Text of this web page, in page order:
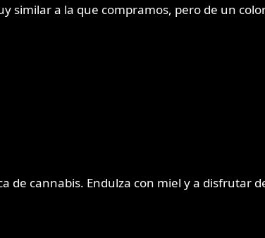
similar a la que compramos, pero de un
cannabis. Endulza con miel y a disfrutar